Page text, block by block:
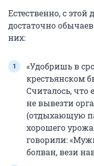
Естественно, с этой
достаточно
них:
«Удобришь в
крестьянском
Считалось, что
не вывезти
(отдыхающую
хорошего
говорили:
болван, вези